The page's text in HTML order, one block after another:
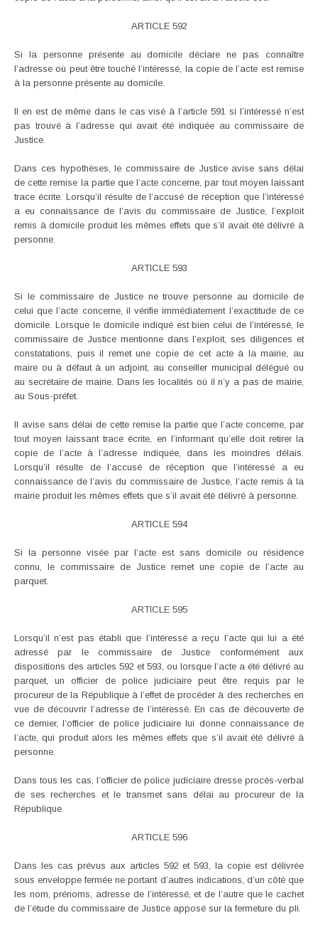
ARTICLE 592
Si la personne présente au domicile déclare ne pas connaître
l’adresse où peut être touché l’intéressé, la copie de l’acte est remise
à la personne présente au domicile.
Il en est de même dans le cas visé à l’article 591 si l’intéressé n’est
pas trouvé à l’adresse qui avait été indiquée au commissaire de
Justice.
Dans ces hypothèses, le commissaire de Justice avise sans délai
de cette remise la partie que l’acte concerne, par tout moyen laissant
trace écrite. Lorsqu’il résulte de l’accusé de réception que l’intéressé
a eu connaissance de l’avis du commissaire de Justice, l’exploit
remis à domicile produit les mêmes effets que s’il avait été délivré à
personne.
ARTICLE 593
Si le commissaire de Justice ne trouve personne au domicile de
celui que l’acte concerne, il vérifie immédiatement l’exactitude de ce
domicile. Lorsque le domicile indiqué est bien celui de l’intéressé, le
commissaire de Justice mentionne dans l’exploit, ses diligences et
constatations, puis il remet une copie de cet acte à la mairie, au
maire ou à défaut à un adjoint, au conseiller municipal délégué ou
au secrétaire de mairie. Dans les localités où il n’y a pas de mairie,
au Sous-préfet.
Il avise sans délai de cette remise la partie que l’acte concerne, par
tout moyen laissant trace écrite, en l’informant qu’elle doit retirer la
copie de l’acte à l’adresse indiquée, dans les moindres délais.
Lorsqu’il résulte de l’accusé de réception que l’intéressé a eu
connaissance de l’avis du commissaire de Justice, l’acte remis à la
mairie produit les mêmes effets que s’il avait été délivré à personne.
ARTICLE 594
Si la personne visée par l’acte est sans domicile ou résidence
connu, le commissaire de Justice remet une copie de l’acte au
parquet.
ARTICLE 595
Lorsqu’il n’est pas établi que l’intéressé a reçu l’acte qui lui a été
adressé par le commissaire de Justice conformément aux
dispositions des articles 592 et 593, ou lorsque l’acte a été délivré au
parquet, un officier de police judiciaire peut être requis par le
procureur de la République à l’effet de procéder à des recherches en
vue de découvrir l’adresse de l’intéressé. En cas de découverte de
ce dernier, l’officier de police judiciaire lui donne connaissance de
l’acte, qui produit alors les mêmes effets que s’il avait été délivré à
personne.
Dans tous les cas, l’officier de police judiciaire dresse procès-verbal
de ses recherches et le transmet sans délai au procureur de la
République.
ARTICLE 596
Dans les cas prévus aux articles 592 et 593, la copie est délivrée
sous enveloppe fermée ne portant d’autres indications, d’un côté que
les nom, prénoms, adresse de l’intéressé, et de l’autre que le cachet
de l’étude du commissaire de Justice apposé sur la fermeture du pli.